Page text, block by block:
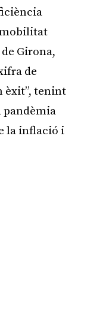
mobilitat
Girona,
de
èxit”, tenint
pandèmia
la inflació i